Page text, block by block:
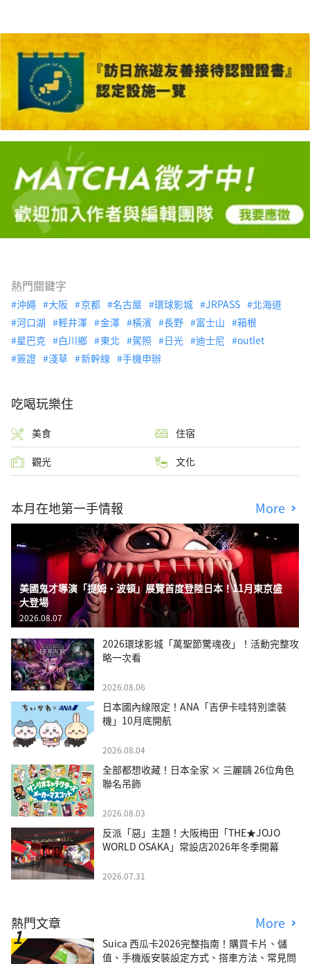
熱門關鍵字
沖繩 大阪 京都 名古屋 環球影城 JRPASS
北海道
河口湖
輕井澤 金澤 橫濱 長野 富士山
箱根
星巴克
白川鄉 東北 駕照 日光 迪士尼
outlet
簽證
淺草 新幹線 手機申辦
吃喝玩樂住
美食 住宿
觀光 文化
本月在地第一手情報 More
美國鬼才導演「提姆・波頓」展覽首度登陸日本！11月東京盛
大登場
2026.08.07
2026環球影城「萬聖節驚魂夜」！活動完整攻
略一次看
2026.08.06
日本國內線限定！ANA「吉伊卡哇特別塗裝
機」10月底開航
2026.08.04
全部都想收藏！日本全家 × 三麗鷗 26位角色
聯名吊飾
2026.08.03
反派「惡」主題！大阪梅田「THE★JOJO
WORLD OSAKA」常設店2026年冬季開幕
2026.07.31
熱門文章 More
Suica 西瓜卡2026完整指南！購買卡片、儲
值、手機版安裝設定方式、搭車方法、常見問